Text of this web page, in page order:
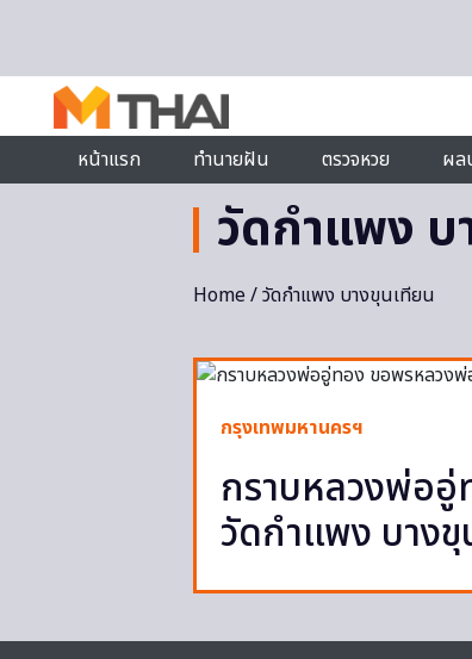
หน้าแรก
ทำนายฝัน ตรวจหวย ผล
วัดกำแพง บ
Home/ วัดกำแพง บางขุนเทียน
กรุงเทพมหานครฯ
กราบหลวงพ่อ
วัดกำแพง บาง